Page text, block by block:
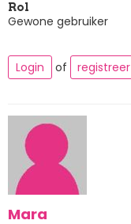
Rol
Gewone gebruiker
Login of registreer
Mara